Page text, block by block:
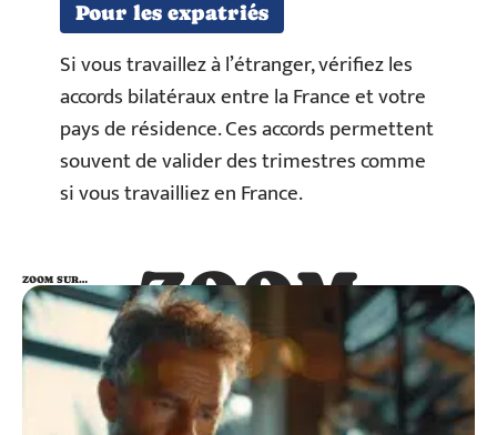
Pour les expatriés
Si vous travaillez à l’étranger, vérifiez les
accords bilatéraux entre la France et votre
pays de résidence. Ces accords permettent
souvent de valider des trimestres comme
si vous travailliez en France.
ZOOM
SUR…
ZOOM SUR…